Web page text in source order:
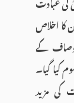
کا اخلاص
کے
گیا۔
کی مزید